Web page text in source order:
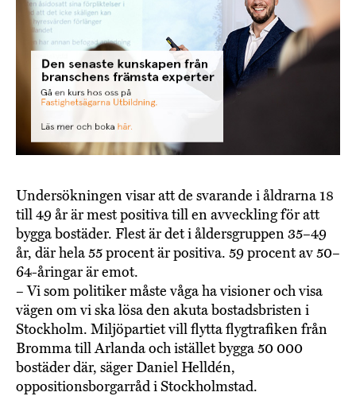
Undersökningen visar att de svarande i åldrarna 18
till 49 år är mest positiva till en avveckling för att
bygga bostäder. Flest är det i åldersgruppen 35–49
år, där hela 55 procent är positiva. 59 procent av 50–
64-åringar är emot.
– Vi som politiker måste våga ha visioner och visa
vägen om vi ska lösa den akuta bostadsbristen i
Stockholm. Miljöpartiet vill flytta flygtrafiken från
Bromma till Arlanda och istället bygga 50 000
bostäder där, säger Daniel Helldén,
oppositionsborgarråd i Stockholmstad.